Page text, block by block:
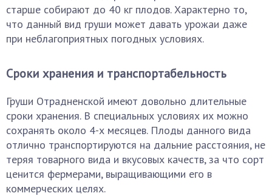
старше собирают до 40 кг плодов. Характерно то,
что данный вид груши может давать урожаи даже
при неблагоприятных погодных условиях.
Сроки хранения и транспортабельность
Груши Отрадненской имеют довольно длительные
сроки хранения. В специальных условиях их можно
сохранять около 4-х месяцев. Плоды данного вида
отлично транспортируются на дальние расстояния, не
теряя товарного вида и вкусовых качеств, за что сорт
ценится фермерами, выращивающими его в
коммерческих целях.